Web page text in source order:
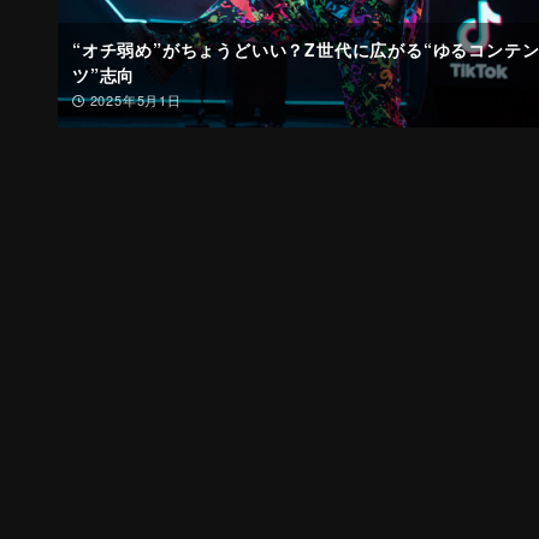
“オチ弱め”がちょうどいい？Z世代に広がる“ゆるコンテン
ツ”志向
2025年5月1日